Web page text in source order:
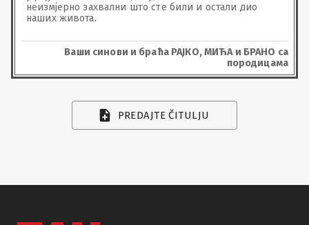
неизмјерно захвални што сте били и остали дио
наших живота.
Ваши синови и браћа РАЈКО, МИЋА и БРАНО са
породицама
PREDAJTE ČITULJU